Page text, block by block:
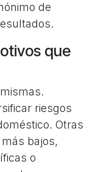
de
que
riesgos
Otras
bajos,
o